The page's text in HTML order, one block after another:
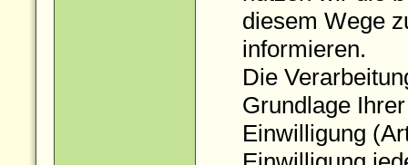
diesem Wege
informieren.
Die
Grundlage Ihrer
Einwilligung